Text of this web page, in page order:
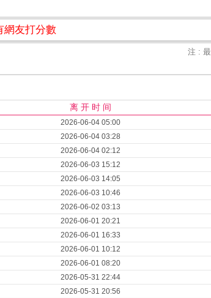
網友打分數
注 :
离 开 时 间
2026-06-04 05:00
2026-06-04 03:28
2026-06-04 02:12
2026-06-03 15:12
2026-06-03 14:05
2026-06-03 10:46
2026-06-02 03:13
2026-06-01 20:21
2026-06-01 16:33
2026-06-01 10:12
2026-06-01 08:20
2026-05-31 22:44
2026-05-31 20:56